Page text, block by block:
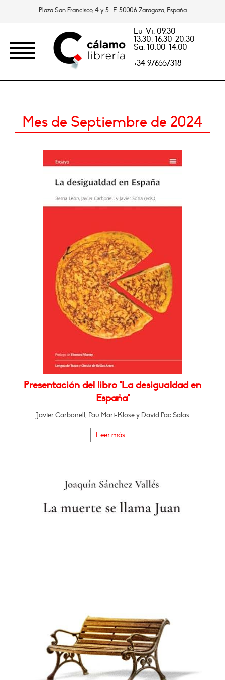
Plaza San Francisco, 4 y 5. E-50006 Zaragoza, España
Lu-Vi: 09.30-
13.30, 16.30-20.30
Sa: 10.00-14.00
+34 976557318
Mes de Septiembre de 2024
Presentación del libro "La desigualdad en
España"
Javier Carbonell, Pau Mari-Klose y David Pac Salas
Leer más...